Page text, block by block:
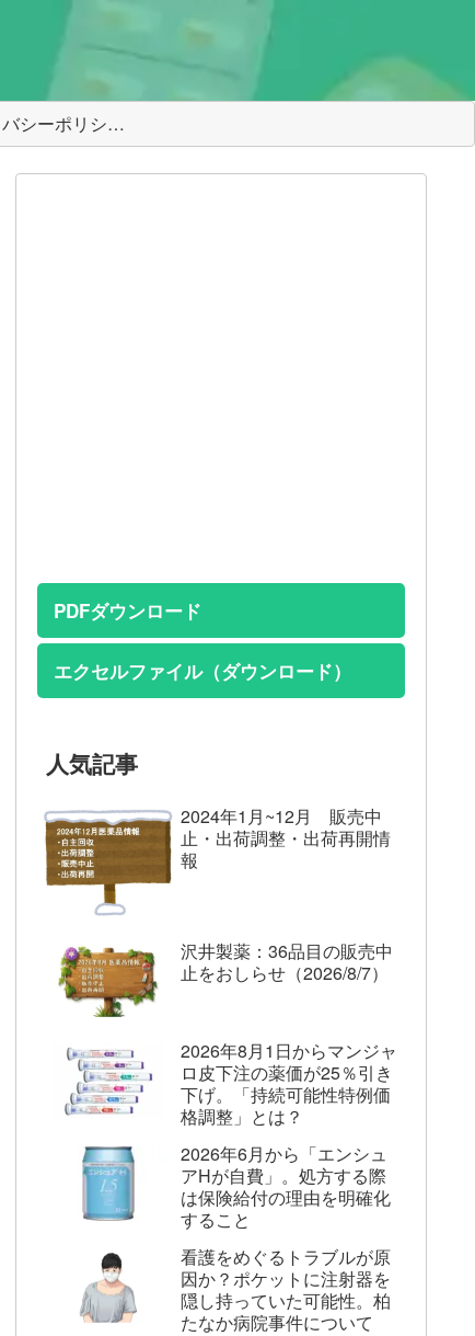
＜プライバシーポリシー＞
PDFダウンロード
エクセルファイル（ダウンロード）
人気記事
2024年1月~12月 販売中
止・出荷調整・出荷再開情
報
沢井製薬：36品目の販売中
止をおしらせ（2026/8/7）
2026年8月1日からマンジャ
ロ皮下注の薬価が25％引き
下げ。「持続可能性特例価
格調整」とは？
2026年6月から「エンシュ
アHが自費」。処方する際
は保険給付の理由を明確化
すること
看護をめぐるトラブルが原
因か？ポケットに注射器を
隠し持っていた可能性。柏
たなか病院事件について